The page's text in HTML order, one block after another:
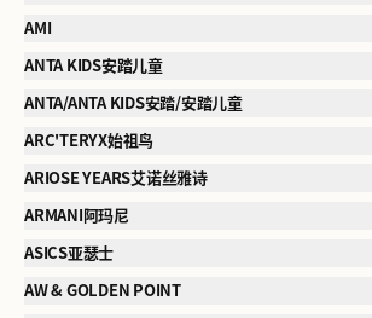
AMI
ANTA KIDS安踏儿童
ANTA/ANTA KIDS安踏/安踏儿童
ARC'TERYX始祖鸟
ARIOSE YEARS艾诺丝雅诗
ARMANI阿玛尼
ASICS亚瑟士
AW & GOLDEN POINT